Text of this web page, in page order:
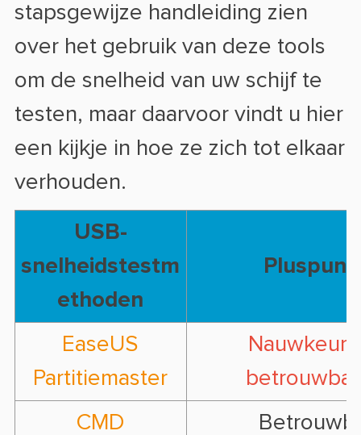
stapsgewijze handleiding zien
over het gebruik van deze tools
om de snelheid van uw schijf te
testen, maar daarvoor vindt u hier
een kijkje in hoe ze zich tot elkaar
verhouden.
USB-
snelheidstestm
ethoden
EaseUS
Partitiemaster
CMD